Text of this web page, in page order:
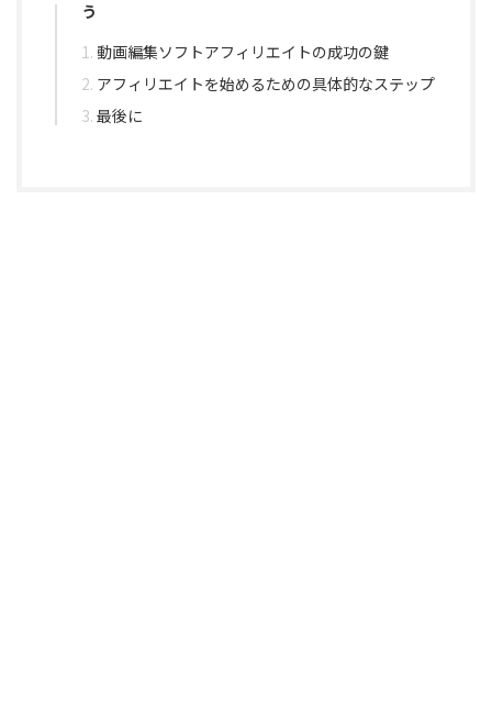
う
動画編集ソフトアフィリエイトの成功の鍵
アフィリエイトを始めるための具体的なステップ
最後に